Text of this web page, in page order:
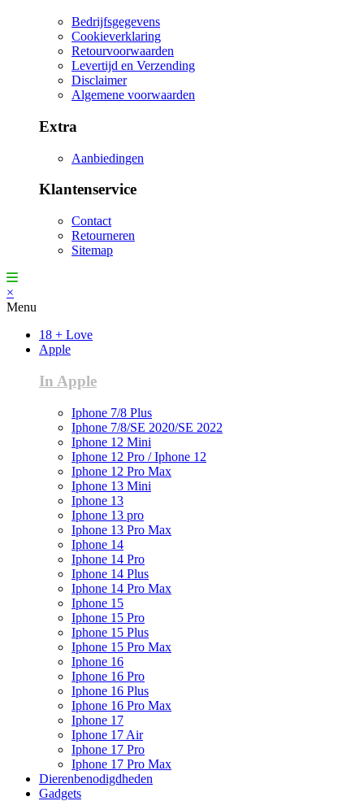
Bedrijfsgegevens
Cookieverklaring
Retourvoorwaarden
Levertijd en Verzending
Disclaimer
Algemene voorwaarden
Extra
Aanbiedingen
Klantenservice
Contact
Retourneren
Sitemap
×
Menu
18 + Love
Apple
In Apple
Iphone 7/8 Plus
Iphone 7/8/SE 2020/SE 2022
Iphone 12 Mini
Iphone 12 Pro / Iphone 12
Iphone 12 Pro Max
Iphone 13 Mini
Iphone 13
Iphone 13 pro
Iphone 13 Pro Max
Iphone 14
Iphone 14 Pro
Iphone 14 Plus
Iphone 14 Pro Max
Iphone 15
Iphone 15 Pro
Iphone 15 Plus
Iphone 15 Pro Max
Iphone 16
Iphone 16 Pro
Iphone 16 Plus
Iphone 16 Pro Max
Iphone 17
Iphone 17 Air
Iphone 17 Pro
Iphone 17 Pro Max
Dierenbenodigdheden
Gadgets